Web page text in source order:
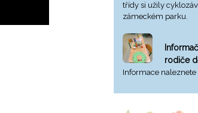
třídy si užily
zámeckém parku.
rodiče
Informace naleznete